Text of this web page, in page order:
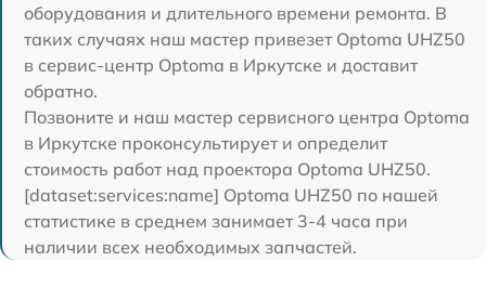
оборудования и длительного времени ремонта. В
таких случаях наш мастер привезет Optoma UHZ50
в сервис-центр Optoma в Иркутске и доставит
обратно.
Позвоните и наш мастер сервисного центра Optoma
в Иркутске проконсультирует и определит
стоимость работ над проектора Optoma UHZ50.
[dataset:services:name] Optoma UHZ50 по нашей
статистике в среднем занимает 3-4 часа при
наличии всех необходимых запчастей.